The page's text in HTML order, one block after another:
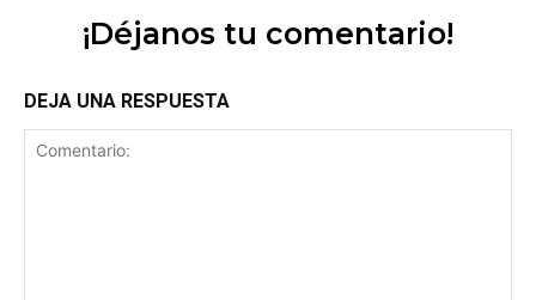
¡Déjanos tu comentario!
DEJA UNA RESPUESTA